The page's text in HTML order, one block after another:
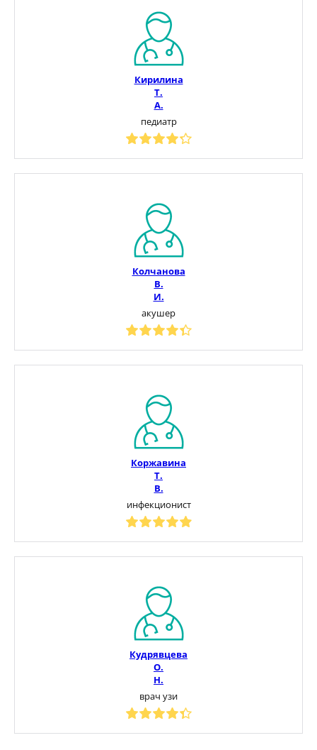
Кирилина
Т.
А.
педиатр
Колчанова
В.
И.
акушер
Коржавина
Т.
В.
инфекционист
Кудрявцева
О.
Н.
врач узи